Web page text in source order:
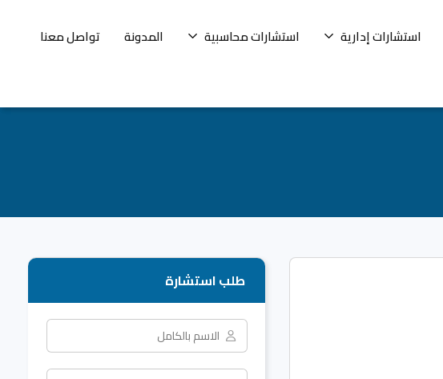
استشارات إدارية استشارات محاسبية المدونة تواصل معنا
طلب استشارة